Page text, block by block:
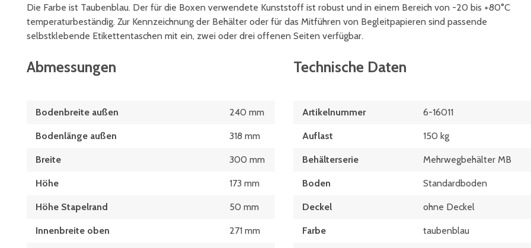
Die Farbe ist Taubenblau. Der für die Boxen verwendete Kunststoff ist robust und in einem Bereich von -20 bis +80°C
temperaturbeständig. Zur Kennzeichnung der Behälter oder für das Mitführen von Begleitpapieren sind passende
selbstklebende Etikettentaschen mit ein, zwei oder drei offenen Seiten verfügbar.
Abmessungen
Bodenbreite außen 240 mm
Bodenlänge außen 318 mm
Breite 300 mm
Höhe 173 mm
Höhe Stapelrand 50 mm
Innenbreite oben 271 mm
Technische Daten
Artikelnummer 6-16011
Auflast 150 kg
Behälterserie Mehrwegbehälter MB
Boden Standardboden
Deckel ohne Deckel
Farbe taubenblau